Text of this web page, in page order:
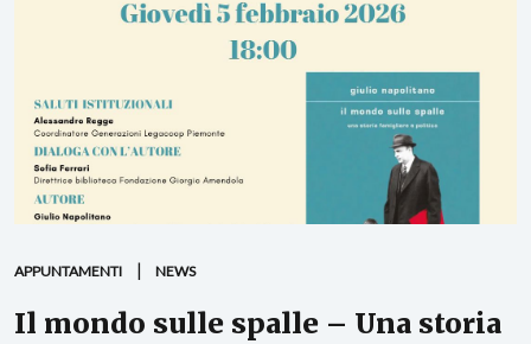
APPUNTAMENTI NEWS
Il mondo sulle spalle – Una storia